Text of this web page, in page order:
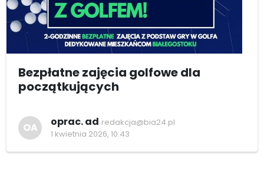
Bezpłatne zajęcia golfowe dla
początkujących
OA oprac. ad redakcja@bia24.pl
1 kwietnia 2026, 10:43